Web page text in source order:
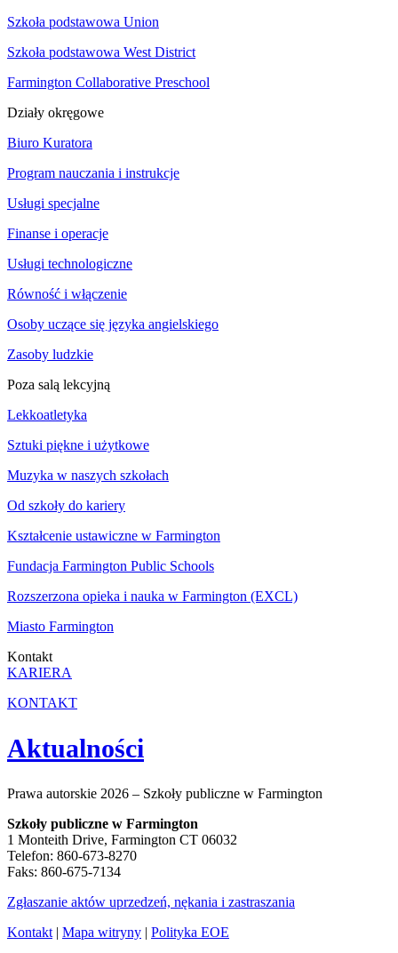
Szkoła podstawowa Union
Szkoła podstawowa West District
Farmington Collaborative Preschool
Działy okręgowe
Biuro Kuratora
Program nauczania i instrukcje
Usługi specjalne
Finanse i operacje
Usługi technologiczne
Równość i włączenie
Osoby uczące się języka angielskiego
Zasoby ludzkie
Poza salą lekcyjną
Lekkoatletyka
Sztuki piękne i użytkowe
Muzyka w naszych szkołach
Od szkoły do kariery
Kształcenie ustawiczne w Farmington
Fundacja Farmington Public Schools
Rozszerzona opieka i nauka w Farmington (EXCL)
Miasto Farmington
Kontakt
KARIERA
KONTAKT
Aktualności
Prawa autorskie 2026 – Szkoły publiczne w Farmington
Szkoły publiczne w Farmington
1 Monteith Drive, Farmington CT 06032
Telefon: 860-673-8270
Faks: 860-675-7134
Zgłaszanie aktów uprzedzeń, nękania i zastraszania
Kontakt | Mapa witryny | Polityka EOE